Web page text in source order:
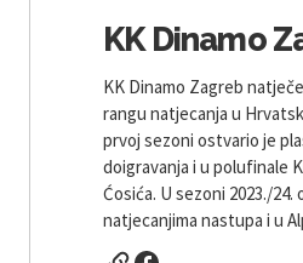
KK Dinamo
KK Dinamo Zagreb
rangu natjecanja u
prvoj sezoni ostvario je
doigravanja i u polufinale
Ćosića. U sezoni 2023./24.
natjecanjima nastupa i u